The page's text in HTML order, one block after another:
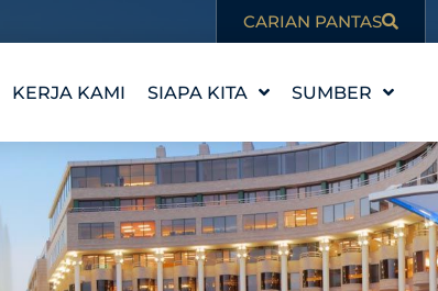
CARIAN PANTAS
KERJA KAMI SIAPA KITA
KISAH KAMI
NILAI KAMI
TEMUI PASUKAN
KERJAYA
SUMBER
PENDIDIKAN
BLOG
DALAM BERITA